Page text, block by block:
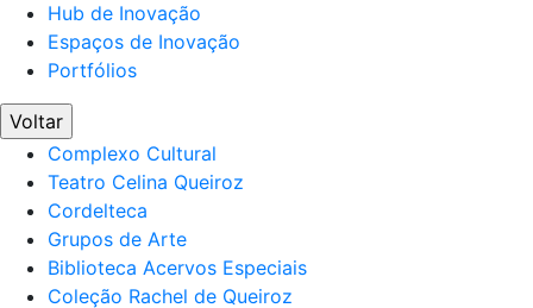
Hub de Inovação
Espaços de Inovação
Portfólios
Voltar
Complexo Cultural
Teatro Celina Queiroz
Cordelteca
Grupos de Arte
Biblioteca Acervos Especiais
Coleção Rachel de Queiroz